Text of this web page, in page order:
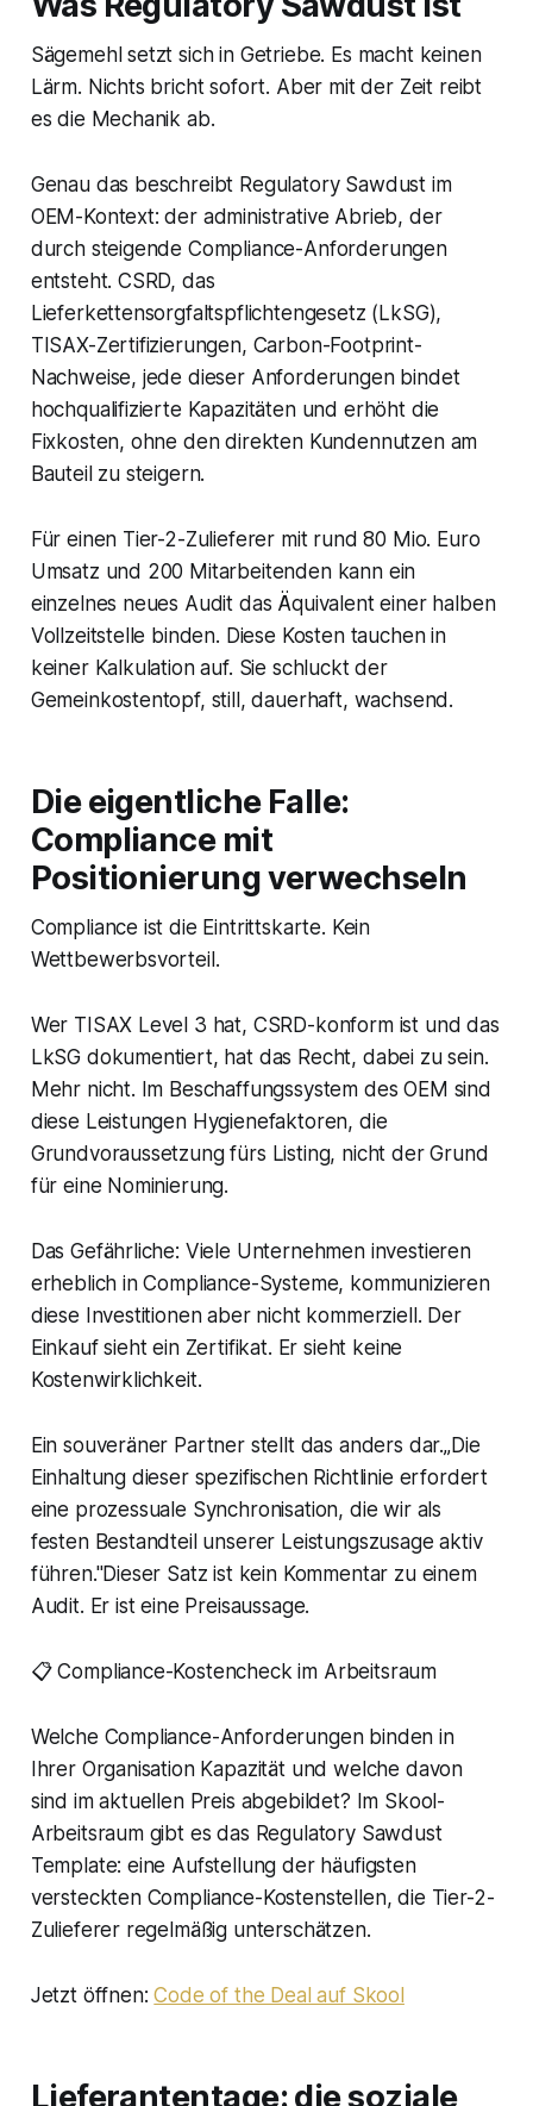
Sägemehl setzt sich in Getriebe. Es macht keinen
Lärm. Nichts bricht sofort. Aber mit der Zeit reibt
es die Mechanik ab.
Genau das beschreibt Regulatory Sawdust im
OEM-Kontext: der administrative Abrieb, der
durch steigende Compliance-Anforderungen
entsteht. CSRD, das
Lieferkettensorgfaltspflichtengesetz (LkSG),
TISAX-Zertifizierungen, Carbon-Footprint-
Nachweise, jede dieser Anforderungen bindet
hochqualifizierte Kapazitäten und erhöht die
Fixkosten, ohne den direkten Kundennutzen am
Bauteil zu steigern.
Für einen Tier-2-Zulieferer mit rund 80 Mio. Euro
Umsatz und 200 Mitarbeitenden kann ein
einzelnes neues Audit das Äquivalent einer halben
Vollzeitstelle binden. Diese Kosten tauchen in
keiner Kalkulation auf. Sie schluckt der
Gemeinkostentopf, still, dauerhaft, wachsend.
Die eigentliche Falle:
Compliance mit
Positionierung verwechseln
Compliance ist die Eintrittskarte. Kein
Wettbewerbsvorteil.
Wer TISAX Level 3 hat, CSRD-konform ist und das
LkSG dokumentiert, hat das Recht, dabei zu sein.
Mehr nicht. Im Beschaffungssystem des OEM sind
diese Leistungen Hygienefaktoren, die
Grundvoraussetzung fürs Listing, nicht der Grund
für eine Nominierung.
Das Gefährliche: Viele Unternehmen investieren
erheblich in Compliance-Systeme, kommunizieren
diese Investitionen aber nicht kommerziell. Der
Einkauf sieht ein Zertifikat. Er sieht keine
Kostenwirklichkeit.
Ein souveräner Partner stellt das anders dar.„Die
Einhaltung dieser spezifischen Richtlinie erfordert
eine prozessuale Synchronisation, die wir als
festen Bestandteil unserer Leistungszusage aktiv
führen."Dieser Satz ist kein Kommentar zu einem
Audit. Er ist eine Preisaussage.
📋 Compliance-Kostencheck im Arbeitsraum
Welche Compliance-Anforderungen binden in
Ihrer Organisation Kapazität und welche davon
sind im aktuellen Preis abgebildet? Im Skool-
Arbeitsraum gibt es das Regulatory Sawdust
Template: eine Aufstellung der häufigsten
versteckten Compliance-Kostenstellen, die Tier-2-
Zulieferer regelmäßig unterschätzen.
Jetzt öffnen:Code of the Deal auf Skool
Lieferantentage: die soziale